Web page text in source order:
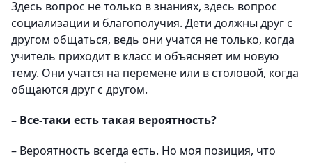
Здесь вопрос не только в знаниях, здесь вопрос
социализации и благополучия. Дети должны друг с
другом общаться, ведь они учатся не только, когда
учитель приходит в класс и объясняет им новую
тему. Они учатся на перемене или в столовой, когда
общаются друг с другом.
– Все-таки есть такая вероятность?
– Вероятность всегда есть. Но моя позиция, что